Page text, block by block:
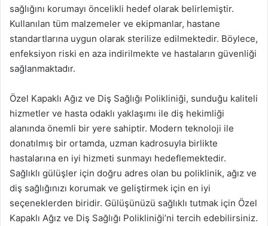
sağlığını korumayı öncelikli hedef olarak belirlemiştir.
Kullanılan tüm malzemeler ve ekipmanlar, hastane
standartlarına uygun olarak sterilize edilmektedir. Böylece,
enfeksiyon riski en aza indirilmekte ve hastaların güvenliği
sağlanmaktadır.
Özel Kapaklı Ağız ve Diş Sağlığı Polikliniği, sunduğu kaliteli
hizmetler ve hasta odaklı yaklaşımı ile diş hekimliği
alanında önemli bir yere sahiptir. Modern teknoloji ile
donatılmış bir ortamda, uzman kadrosuyla birlikte
hastalarına en iyi hizmeti sunmayı hedeflemektedir.
Sağlıklı gülüşler için doğru adres olan bu poliklinik, ağız ve
diş sağlığınızı korumak ve geliştirmek için en iyi
seçeneklerden biridir. Gülüşünüzü sağlıklı tutmak için Özel
Kapaklı Ağız ve Diş Sağlığı Polikliniği’ni tercih edebilirsiniz.